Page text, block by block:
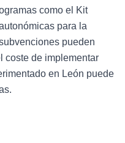
como el Kit
para la
pueden
coste de implementar
en León puede